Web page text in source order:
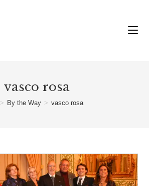
vasco rosa
> By the Way > vasco rosa